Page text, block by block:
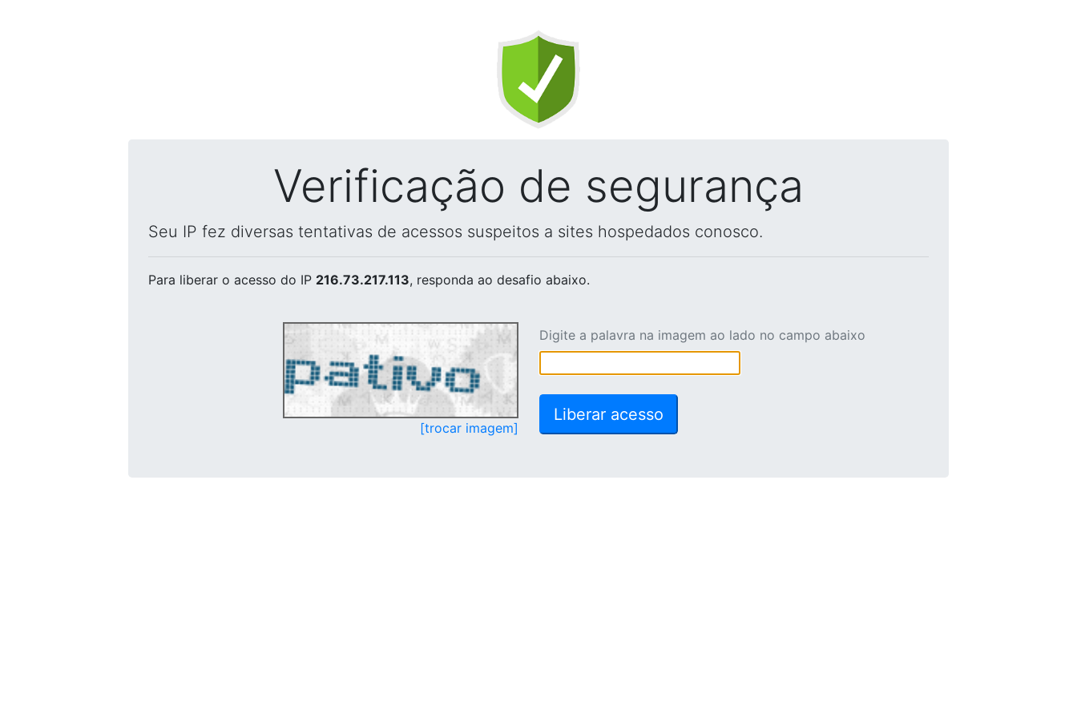
Verificação de segurança
Seu IP fez diversas tentativas de acessos suspeitos a sites hospedados conosco.
Para liberar o acesso do IP 216.73.217.113, responda ao desafio abaixo.
[trocar imagem]
Digite a palavra na imagem ao lado no campo abaixo